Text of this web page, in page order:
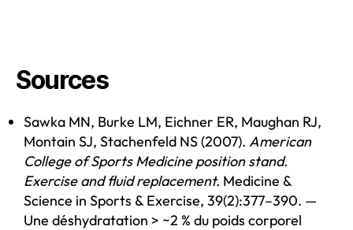
Sources
Sawka MN, Burke LM, Eichner ER, Maughan RJ,
Montain SJ, Stachenfeld NS (2007). American
College of Sports Medicine position stand.
Exercise and fluid replacement. Medicine &
Science in Sports & Exercise, 39(2):377–390. —
Une déshydratation > ~2 % du poids corporel